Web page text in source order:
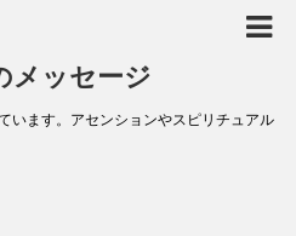
メッセージ
います。アセンションやスピリチュアル